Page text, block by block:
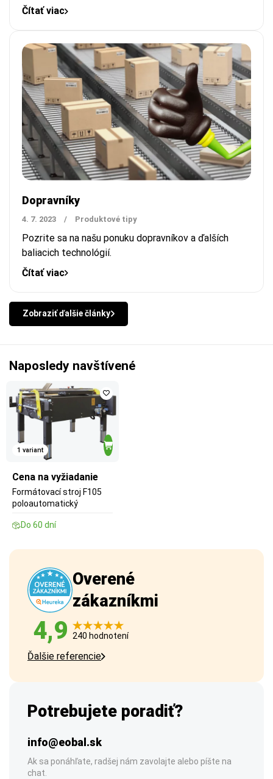
Čítať viac
Dopravníky
4. 7. 2023 / Produktové tipy
Pozrite sa na našu ponuku dopravníkov a ďalších
baliacich technológií.
Čítať viac
Zobraziť ďalšie články
Naposledy navštívené
1 variant
Cena na vyžiadanie
Formátovací stroj F105
poloautomatický
Do 60 dní
Overené
zákazníkmi
4,9 240 hodnotení
Ďalšie referencie
Potrebujete poradiť?
info@eobal.sk
Ak sa ponáhľate, radšej nám zavolajte alebo píšte na
chat.